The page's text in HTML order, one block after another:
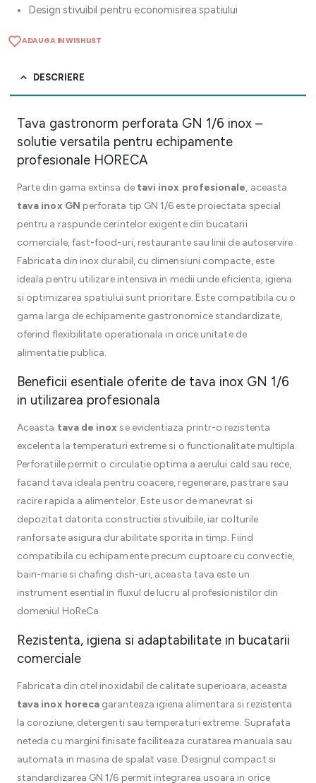
Design stivuibil pentru economisirea spatiului
ADAUGA IN WISHLIST
DESCRIERE
Tava gastronorm perforata GN 1/6 inox –
solutie versatila pentru echipamente
profesionale HORECA
Parte din gama extinsa de tavi inox profesionale, aceasta
tava inox GN perforata tip GN 1/6 este proiectata special
pentru a raspunde cerintelor exigente din bucatarii
comerciale, fast-food-uri, restaurante sau linii de autoservire.
Fabricata din inox durabil, cu dimensiuni compacte, este
ideala pentru utilizare intensiva in medii unde eficienta, igiena
si optimizarea spatiului sunt prioritare. Este compatibila cu o
gama larga de echipamente gastronomice standardizate,
oferind flexibilitate operationala in orice unitate de
alimentatie publica.
Beneficii esentiale oferite de tava inox GN 1/6
in utilizarea profesionala
Aceasta tava de inox se evidentiaza printr-o rezistenta
excelenta la temperaturi extreme si o functionalitate multipla.
Perforatiile permit o circulatie optima a aerului cald sau rece,
facand tava ideala pentru coacere, regenerare, pastrare sau
racire rapida a alimentelor. Este usor de manevrat si
depozitat datorita constructiei stivuibile, iar colturile
ranforsate asigura durabilitate sporita in timp. Fiind
compatibila cu echipamente precum cuptoare cu convectie,
bain-marie si chafing dish-uri, aceasta tava este un
instrument esential in fluxul de lucru al profesionistilor din
domeniul HoReCa.
Rezistenta, igiena si adaptabilitate in bucatarii
comerciale
Fabricata din otel inoxidabil de calitate superioara, aceasta
tava inox horeca garanteaza igiena alimentara si rezistenta
la coroziune, detergenti sau temperaturi extreme. Suprafata
neteda cu margini finisate faciliteaza curatarea manuala sau
automata in masina de spalat vase. Designul compact si
standardizarea GN 1/6 permit integrarea usoara in orice